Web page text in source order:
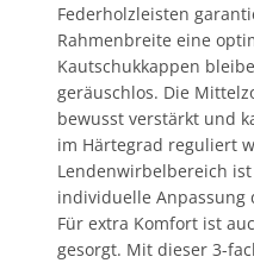
Federholzleisten
Rahmenbreite eine
Kautschukkappen
geräuschlos. Die
bewusst verstärkt und
im Härtegrad reguliert
Lendenwirbelbereich
individuelle Anpassung
Für extra Komfort ist
gesorgt. Mit dieser 3-